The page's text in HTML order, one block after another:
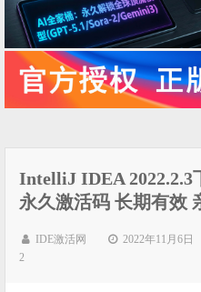
IntelliJ IDEA 2022.2.3
永久激活码 长期有效
IDE激活网 2022年11月6日
2